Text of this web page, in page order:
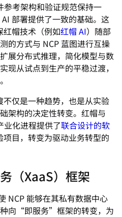
参考架构和验证规范保持一
部署提供了一致的基础。这
红帽技术（例如红帽 AI）随部
的方式与 NCP 蓝图进行互操
展分布式推理，简化模型与数
现从试点到生产的平稳过渡，
仅是一种趋势，也是从实验
架构的决定性转变。红帽与
业化进程提供了联合设计的软
项目，转变为驱动业务转型的
（XaaS）框架
NCP 能够在其私有数据中心
向“即服务”框架的转变，为